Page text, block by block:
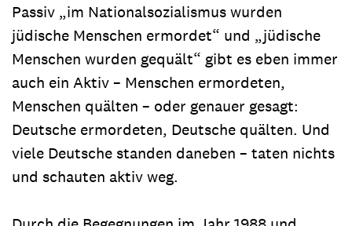
Passiv „im Nationalsozialismus wurden
jüdische Menschen ermordet“ und „jüdische
Menschen wurden gequält“ gibt es eben immer
auch ein Aktiv – Menschen ermordeten,
Menschen quälten – oder genauer gesagt:
Deutsche ermordeten, Deutsche quälten. Und
viele Deutsche standen daneben – taten nichts
und schauten aktiv weg.